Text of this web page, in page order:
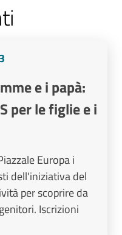
e i papà:
per le figlie e i
Europa i
dell'iniziativa del
per scoprire da
Iscrizioni